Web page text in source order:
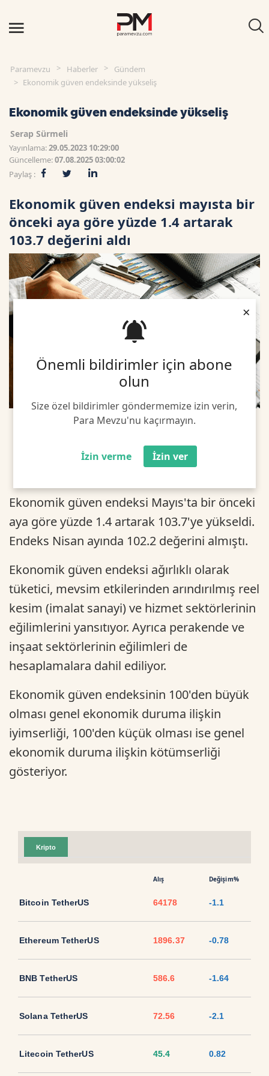
Önemli bildirimler için abone
olun
Size özel bildirimler göndermemize izin verin,
Para Mevzu'nu kaçırmayın.
İzin verme İzin ver
×
Paramevzu Haberler
Gündem
Ekonomik güven endeksinde yükseliş
Ekonomik güven endeksinde yükseliş
Serap Sürmeli
Yayınlama:29.05.2023 10:29:00
Güncelleme:07.08.2025 03:00:02
Paylaş :
Ekonomik güven endeksi mayısta bir
önceki aya göre yüzde 1.4 artarak
103.7 değerini aldı
Ekonomik güven endeksi Mayıs'ta bir önceki
aya göre yüzde 1.4 artarak 103.7'ye yükseldi.
Endeks Nisan ayında 102.2 değerini almıştı.
Ekonomik güven endeksi ağırlıklı olarak
tüketici, mevsim etkilerinden arındırılmış reel
kesim (imalat sanayi) ve hizmet sektörlerinin
eğilimlerini yansıtıyor. Ayrıca perakende ve
inşaat sektörlerinin eğilimleri de
hesaplamalara dahil ediliyor.
Ekonomik güven endeksinin 100'den büyük
olması genel ekonomik duruma ilişkin
iyimserliği, 100'den küçük olması ise genel
ekonomik duruma ilişkin kötümserliği
gösteriyor.
Kripto
Alış Değişim%
Bitcoin TetherUS 64178 -1.1
Ethereum TetherUS 1896.37 -0.78
BNB TetherUS 586.6 -1.64
Solana TetherUS 72.56 -2.1
Litecoin TetherUS 45.4 0.82